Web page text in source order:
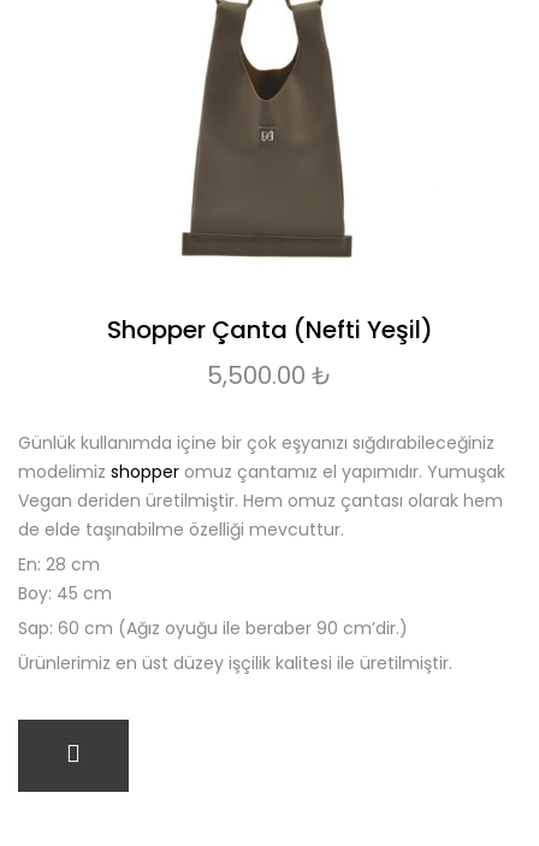
Shopper Çanta (Nefti Yeşil)
5,500.00 ₺
Günlük kullanımda içine bir çok eşyanızı sığdırabileceğiniz
modelimiz shopper omuz çantamız el yapımıdır. Yumuşak
Vegan deriden üretilmiştir. Hem omuz çantası olarak hem
de elde taşınabilme özelliği mevcuttur.
En: 28 cm
Boy: 45 cm
Sap: 60 cm (Ağız oyuğu ile beraber 90 cm’dir.)
Ürünlerimiz en üst düzey işçilik kalitesi ile üretilmiştir.